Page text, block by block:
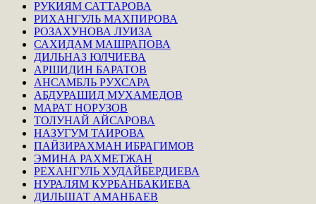
РУКИЯМ САТТАРОВА
РИХАНГУЛЬ МАХПИРОВА
РОЗАХУНОВА ЛУИЗА
САХИДАМ МАШРАПОВА
ДИЛЬНАЗ ЮЛЧИЕВА
АРШИДИН БАРАТОВ
АНСАМБЛЬ РУХСАРА
АБДУРАШИД МУХАМЕДОВ
МАРАТ НОРУЗОВ
ТОЛУНАЙ АЙСАРОВА
НАЗУГУМ ТАИРОВА
ПАЙЗИРАХМАН ИБРАГИМОВ
ЭМИНА РАХМЕТЖАН
РЕХАНГУЛЬ ХУДАЙБЕРДИЕВА
НУРАЛЯМ КУРБАНБАКИЕВА
ДИЛЬШАТ АМАНБАЕВ